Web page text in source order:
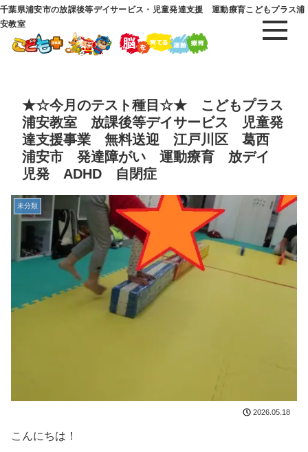
千葉県浦安市の放課後等デイサービス・児童発達支援 運動療育こどもプラス浦
安教室
★☆今月のテスト種目☆★ こどもプラス
浦安教室 放課後等デイサービス 児童発
達支援事業 無料送迎 江戸川区 葛西
浦安市 発達障がい 運動療育 放デイ
児発 ADHD 自閉症
未分類
2026.05.18
こんにちは！